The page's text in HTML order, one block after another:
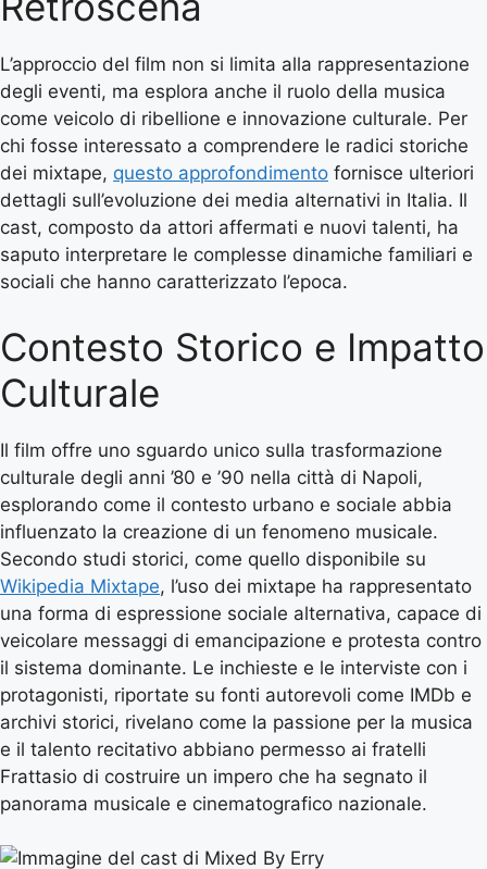
L’approccio del film non si limita alla rappresentazione
degli eventi, ma esplora anche il ruolo della musica
come veicolo di ribellione e innovazione culturale. Per
chi fosse interessato a comprendere le radici storiche
dei mixtape, questo approfondimento fornisce ulteriori
dettagli sull’evoluzione dei media alternativi in Italia. Il
cast, composto da attori affermati e nuovi talenti, ha
saputo interpretare le complesse dinamiche familiari e
sociali che hanno caratterizzato l’epoca.
Contesto Storico e Impatto
Culturale
Il film offre uno sguardo unico sulla trasformazione
culturale degli anni ’80 e ’90 nella città di Napoli,
esplorando come il contesto urbano e sociale abbia
influenzato la creazione di un fenomeno musicale.
Secondo studi storici, come quello disponibile su
Wikipedia Mixtape, l’uso dei mixtape ha rappresentato
una forma di espressione sociale alternativa, capace di
veicolare messaggi di emancipazione e protesta contro
il sistema dominante. Le inchieste e le interviste con i
protagonisti, riportate su fonti autorevoli come IMDb e
archivi storici, rivelano come la passione per la musica
e il talento recitativo abbiano permesso ai fratelli
Frattasio di costruire un impero che ha segnato il
panorama musicale e cinematografico nazionale.